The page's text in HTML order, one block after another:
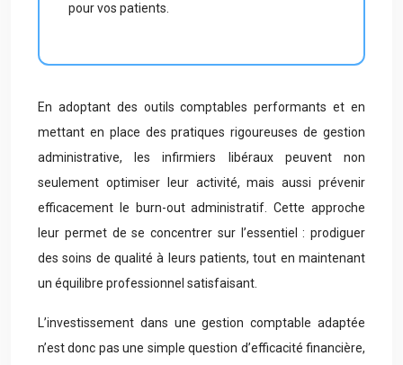
pour vos patients.
En adoptant des outils comptables performants et en
mettant en place des pratiques rigoureuses de gestion
administrative, les infirmiers libéraux peuvent non
seulement optimiser leur activité, mais aussi prévenir
efficacement le burn-out administratif. Cette approche
leur permet de se concentrer sur l’essentiel : prodiguer
des soins de qualité à leurs patients, tout en maintenant
un équilibre professionnel satisfaisant.
L’investissement dans une gestion comptable adaptée
n’est donc pas une simple question d’efficacité financière,